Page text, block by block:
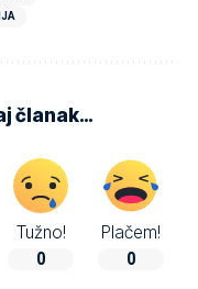
članak…
Tužno!
0
Plačem!
0